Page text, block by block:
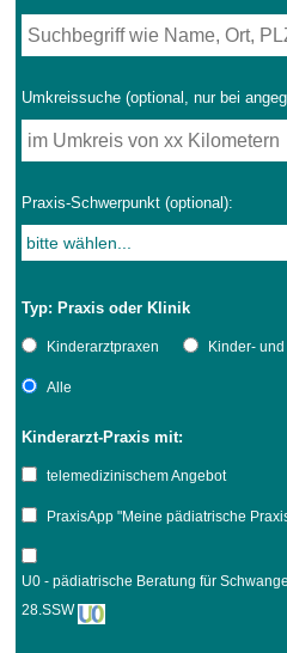
Umkreissuche (optional, nur bei
Praxis-Schwerpunkt (optional):
Typ: Praxis oder Klinik
Kinderarztpraxen Kinder-
Alle
Kinderarzt-Praxis mit:
telemedizinischem Angebot
PraxisApp "Meine pädiatrische
U0 - pädiatrische Beratung für
28.SSW